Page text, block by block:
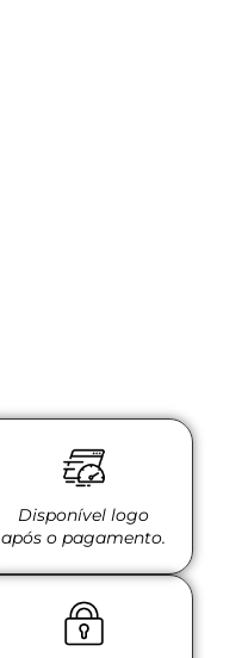
Disponível logo
após o pagamento.